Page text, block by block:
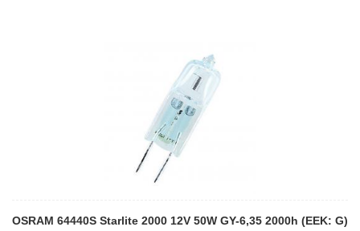
OSRAM 64440S Starlite 2000 12V 50W GY-6,35 2000h (EEK: G)